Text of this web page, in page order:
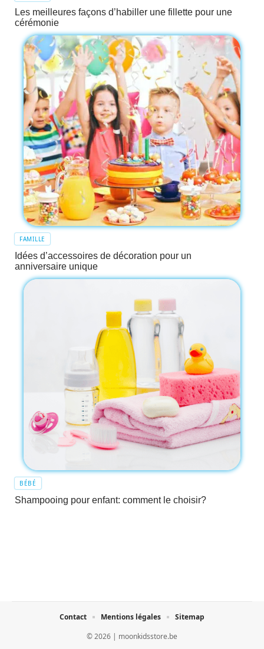
Les meilleures façons d’habiller une fillette pour une
cérémonie
FAMILLE
Idées d’accessoires de décoration pour un
anniversaire unique
BÉBÉ
Shampooing pour enfant: comment le choisir?
© 2026 | moonkidsstore.be
Contact Mentions légales Sitemap